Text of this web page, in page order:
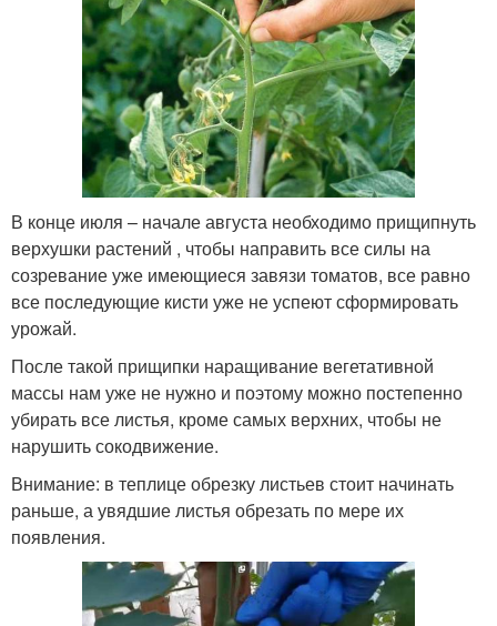
В конце июля – начале августа необходимо прищипнуть
верхушки растений , чтобы направить все силы на
созревание уже имеющиеся завязи томатов, все равно
все последующие кисти уже не успеют сформировать
урожай.
После такой прищипки наращивание вегетативной
массы нам уже не нужно и поэтому можно постепенно
убирать все листья, кроме самых верхних, чтобы не
нарушить сокодвижение.
Внимание: в теплице обрезку листьев стоит начинать
раньше, а увядшие листья обрезать по мере их
появления.